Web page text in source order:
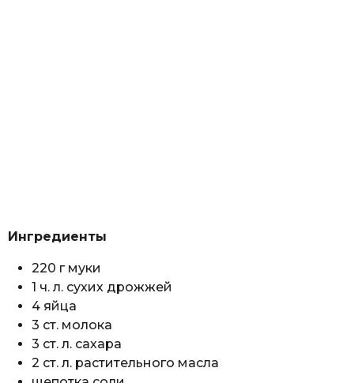
Ингредиенты
220 г муки
1 ч. л. сухих дрожжей
4 яйца
3 ст. молока
3 ст. л. сахара
2 ст. л. растительного масла